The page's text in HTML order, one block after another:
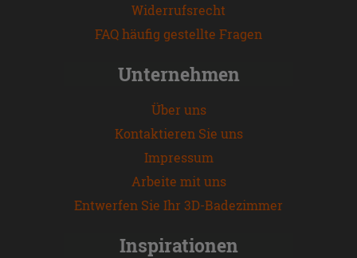
Widerrufsrecht
FAQ häufig gestellte Fragen
Unternehmen
Über uns
Kontaktieren Sie uns
Impressum
Arbeite mit uns
Entwerfen Sie Ihr 3D-Badezimmer
Inspirationen